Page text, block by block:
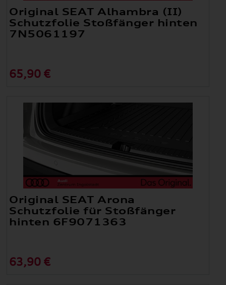
Original SEAT Alhambra (II)
Schutzfolie Stoßfänger hinten
7N5061197
65,90 €
Original SEAT Arona
Schutzfolie für Stoßfänger
hinten 6F9071363
63,90 €